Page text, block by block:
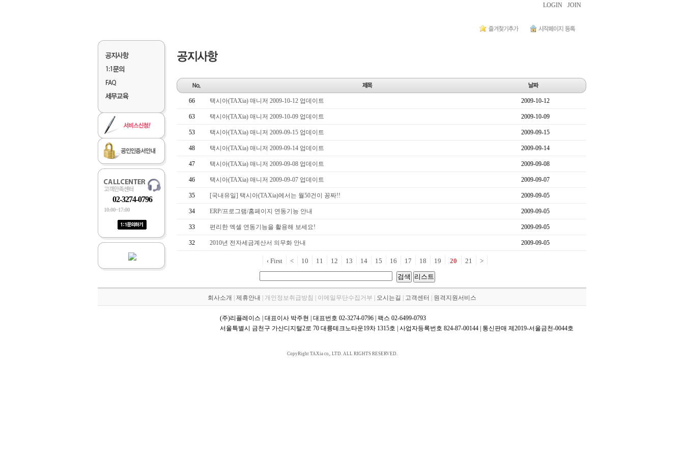
LOGIN JOIN
02-3274-0796
10:00~17:00
66 택시아(TAXia) 매니저 2009-10-12 업데이트 2009-10-12
63 택시아(TAXia) 매니저 2009-10-09 업데이트 2009-10-09
53 택시아(TAXia) 매니저 2009-09-15 업데이트 2009-09-15
48 택시아(TAXia) 매니저 2009-09-14 업데이트 2009-09-14
47 택시아(TAXia) 매니저 2009-09-08 업데이트 2009-09-08
46 택시아(TAXia) 매니저 2009-09-07 업데이트 2009-09-07
35 [국내유일] 택시아(TAXia)에서는 월50건이 꽁짜!! 2009-09-05
34 ERP/프로그램/홈페이지 연동기능 안내 2009-09-05
33 편리한 엑셀 연동기능을 활용해 보세요! 2009-09-05
32 2010년 전자세금계산서 의무화 안내 2009-09-05
‹ First < 10 11 12 13 14 15 16 17 18 19 20 21 >
검색 리스트
회사소개 제휴안내 | 개인정보취급방침 | 이메일무단수집거부 | 오시는길 고객센터 원격지원서비스
(주)리플레이스 | 대표이사 박주현 | 대표번호 02-3274-0796 | 팩스 02-6499-0793
서울특별시 금천구 가산디지털2로 70 대륭테크노타운19차 1315호 | 사업자등록번호 824-87-00144 | 통신판매 제2019-서울금천-0044호
CopyRight TAXia co,. LTD. ALL RIGHTS RESERVED.